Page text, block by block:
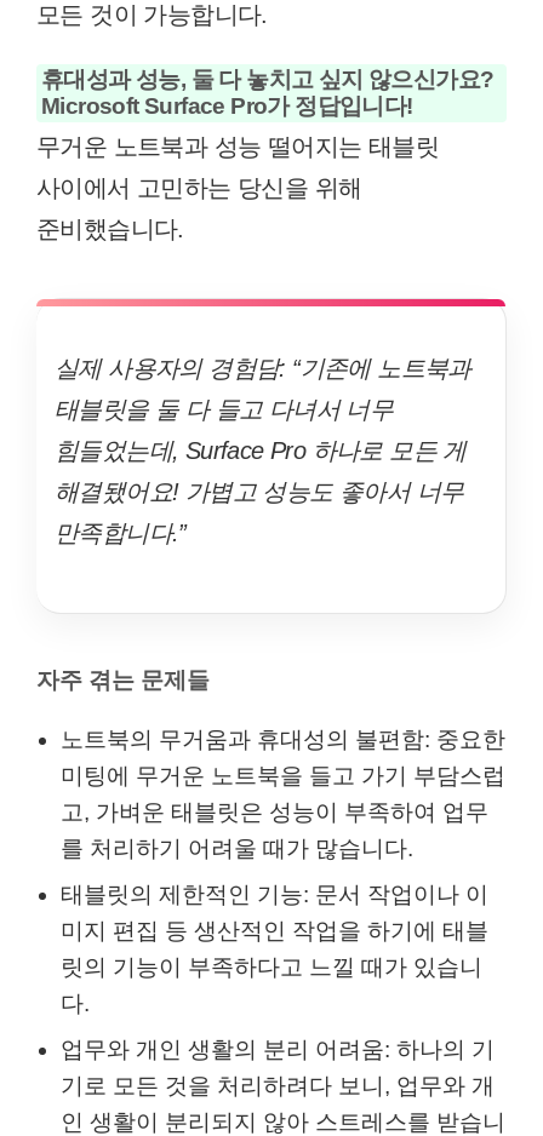
모든 것이 가능합니다.
휴대성과 성능, 둘 다 놓치고 싶지 않으신가요?
Microsoft Surface Pro가 정답입니다!
무거운 노트북과 성능 떨어지는 태블릿
사이에서 고민하는 당신을 위해
준비했습니다.
실제 사용자의 경험담: “기존에 노트북과
태블릿을 둘 다 들고 다녀서 너무
힘들었는데, Surface Pro 하나로 모든 게
해결됐어요! 가볍고 성능도 좋아서 너무
만족합니다.”
자주 겪는 문제들
노트북의 무거움과 휴대성의 불편함: 중요한
미팅에 무거운 노트북을 들고 가기 부담스럽
고, 가벼운 태블릿은 성능이 부족하여 업무
를 처리하기 어려울 때가 많습니다.
태블릿의 제한적인 기능: 문서 작업이나 이
미지 편집 등 생산적인 작업을 하기에 태블
릿의 기능이 부족하다고 느낄 때가 있습니
다.
업무와 개인 생활의 분리 어려움: 하나의 기
기로 모든 것을 처리하려다 보니, 업무와 개
인 생활이 분리되지 않아 스트레스를 받습니